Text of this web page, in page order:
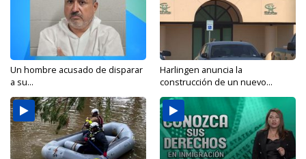
Un hombre acusado de disparar
a su...
Harlingen anuncia la
construcción de un nuevo...